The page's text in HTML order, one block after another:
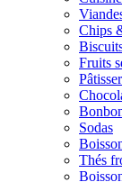
Chips
Fruits
Sodas
Thés